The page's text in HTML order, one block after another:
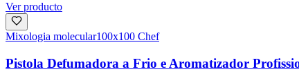
Ver producto
Mixologia molecular100x100 Chef
Pistola Defumadora a Frio e Aromatizador